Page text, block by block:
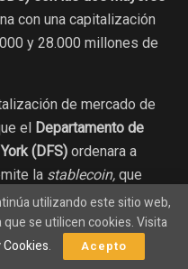
con una capitalización
y 28.000 millones de
de mercado de
el Departamento de
(DFS) ordenara a
la stablecoin, que
dijo que emitió la orden
no resueltos
utilizando este sitio web,
se utilicen cookies. Visita
. Acepto